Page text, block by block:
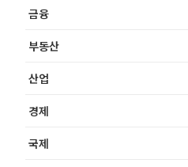
금융
부동산
산업
경제
국제